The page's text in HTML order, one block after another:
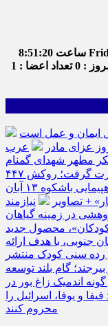
ساعت 8:51:20
: 0
تعداد اعضا : 1
ایمان و عمل است
عزای مادر
عرب
مطهر شهدای گمنام
ازابتدای سالجاری صورت گرفت؛ روکش ۴۴۷
راهپیمایی باشکوه ۱۳ آبان
+ تصاویر
نیازمند
در زمینه گیاهان
محصول جدید
با هدف ارائه
رده سنی کودک منتشر
گام بلند توسعه
گونه اندمیک زاغ بور در
و یوفا، اسرائیل را
محروم کنند